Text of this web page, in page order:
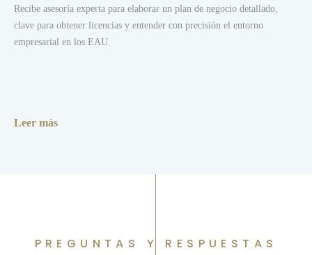
Recibe asesoría experta para elaborar un plan de negocio detallado,
clave para obtener licencias y entender con precisión el entorno
empresarial en los EAU.
Leer más
PREGUNTAS Y RESPUESTAS